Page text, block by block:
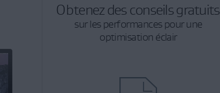
Obtenez des conseils gratuits
sur les performances pour une
optimisation éclair